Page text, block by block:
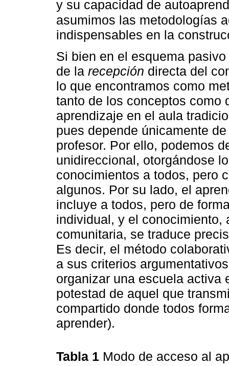
y su capacidad de
asumimos las metodologías
indispensables en la
Si bien en el esquema
de la recepción directa del
lo que encontramos como
tanto de los conceptos como
aprendizaje en el aula
pues depende únicamente
profesor. Por ello, podemos
unidireccional, otorgándose
conocimientos a todos, pero
algunos. Por su lado, el
incluye a todos, pero de
individual, y el conocimiento,
comunitaria, se traduce
Es decir, el método
a sus criterios
organizar una escuela activa
potestad de aquel que
compartido donde todos
aprender).
Tabla 1 Modo de acceso al